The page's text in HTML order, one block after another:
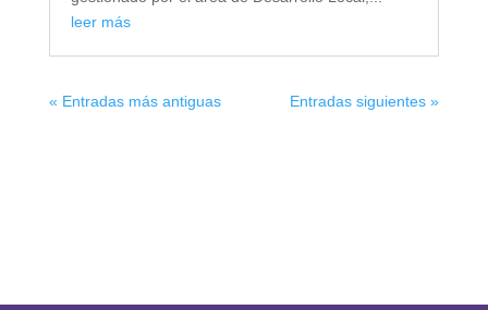
leer más
« Entradas más antiguas Entradas siguientes »